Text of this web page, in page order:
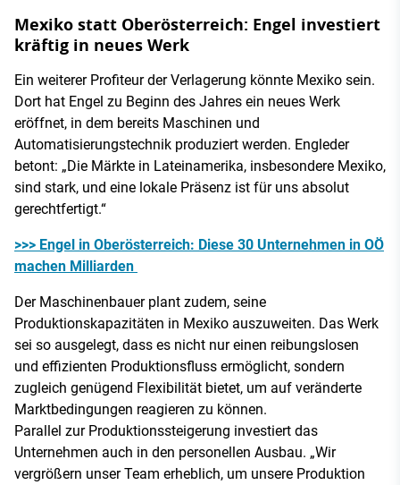
Mexiko statt Oberösterreich: Engel investiert
kräftig in neues Werk
Ein weiterer Profiteur der Verlagerung könnte Mexiko sein.
Dort hat Engel zu Beginn des Jahres ein neues Werk
eröffnet, in dem bereits Maschinen und
Automatisierungstechnik produziert werden. Engleder
betont: „Die Märkte in Lateinamerika, insbesondere Mexiko,
sind stark, und eine lokale Präsenz ist für uns absolut
gerechtfertigt.“
>>> Engel in Oberösterreich: Diese 30 Unternehmen in OÖ
machen Milliarden
Der Maschinenbauer plant zudem, seine
Produktionskapazitäten in Mexiko auszuweiten. Das Werk
sei so ausgelegt, dass es nicht nur einen reibungslosen
und effizienten Produktionsfluss ermöglicht, sondern
zugleich genügend Flexibilität bietet, um auf veränderte
Marktbedingungen reagieren zu können.
Parallel zur Produktionssteigerung investiert das
Unternehmen auch in den personellen Ausbau. „Wir
vergrößern unser Team erheblich, um unsere Produktion